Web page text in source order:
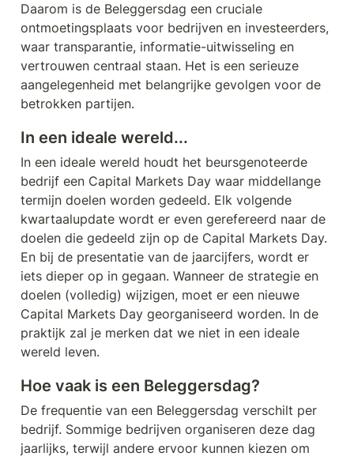
Daarom is de Beleggersdag een cruciale
ontmoetingsplaats voor bedrijven en investeerders,
waar transparantie, informatie-uitwisseling en
vertrouwen centraal staan. Het is een serieuze
aangelegenheid met belangrijke gevolgen voor de
betrokken partijen.
In een ideale wereld...
In een ideale wereld houdt het beursgenoteerde
bedrijf een Capital Markets Day waar middellange
termijn doelen worden gedeeld. Elk volgende
kwartaalupdate wordt er even gerefereerd naar de
doelen die gedeeld zijn op de Capital Markets Day.
En bij de presentatie van de jaarcijfers, wordt er
iets dieper op in gegaan. Wanneer de strategie en
doelen (volledig) wijzigen, moet er een nieuwe
Capital Markets Day georganiseerd worden. In de
praktijk zal je merken dat we niet in een ideale
wereld leven.
Hoe vaak is een Beleggersdag?
De frequentie van een Beleggersdag verschilt per
bedrijf. Sommige bedrijven organiseren deze dag
jaarlijks, terwijl andere ervoor kunnen kiezen om